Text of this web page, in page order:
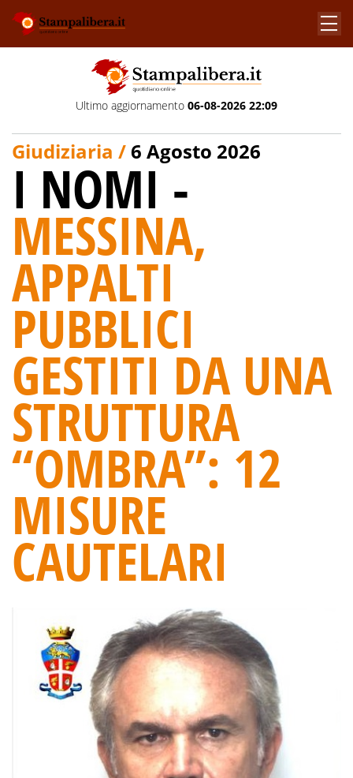
Ultimo aggiornamento 06-08-2026 22:09
Giudiziaria /6 Agosto 2026
I NOMI -
MESSINA,
APPALTI
PUBBLICI
GESTITI DA UNA
STRUTTURA
“OMBRA”: 12
MISURE
CAUTELARI